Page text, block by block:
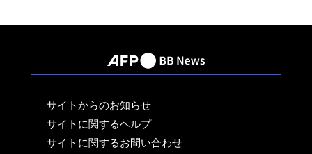
サイトからのお知らせ
サイトに関するヘルプ
サイトに関するお問い合わせ